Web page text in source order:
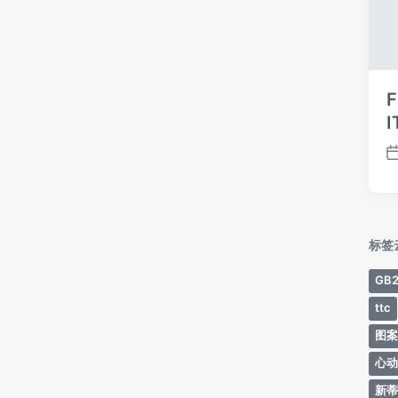
发
标签
ttc
图
心
新